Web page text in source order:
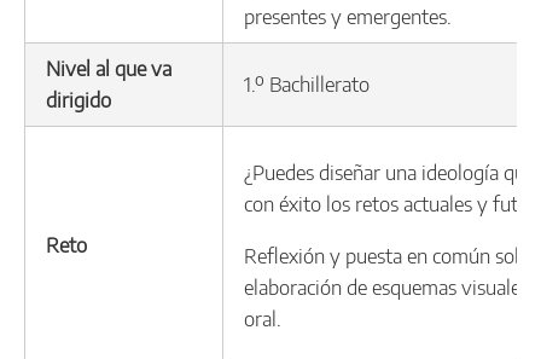
presentes y emergentes.
Nivel al que va
dirigido
1.º Bachillerato
Reto
¿Puedes diseñar una ideología
con éxito los retos actuales y
Reflexión y puesta en común
elaboración de esquemas
oral.